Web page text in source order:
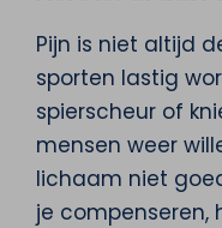
Pijn is niet altijd
sporten lastig
spierscheur of
mensen weer
lichaam niet
je compenseren,